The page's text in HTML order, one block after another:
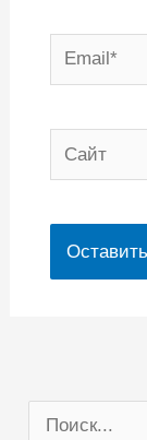
Email*
Сайт